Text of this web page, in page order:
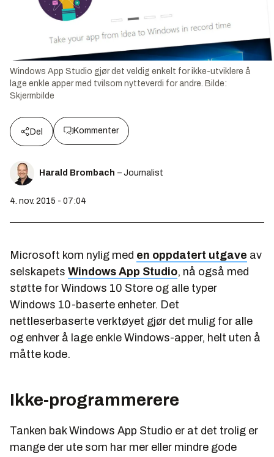
Windows App Studio gjør det veldig enkelt for ikke-utviklere å
lage enkle apper med tvilsom nytteverdi for andre. Bilde:
Skjermbilde
Del Kommenter
Harald Brombach – Journalist
4. nov. 2015 - 07:04
Microsoft kom nylig med en oppdatert utgave av
selskapets Windows App Studio, nå også med
støtte for Windows 10 Store og alle typer
Windows 10-baserte enheter. Det
nettleserbaserte verktøyet gjør det mulig for alle
og enhver å lage enkle Windows-apper, helt uten å
måtte kode.
Ikke-programmerere
Tanken bak Windows App Studio er at det trolig er
mange der ute som har mer eller mindre gode